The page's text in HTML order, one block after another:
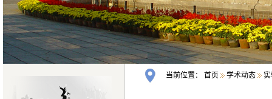
当前位置： 首页 学术动态 实